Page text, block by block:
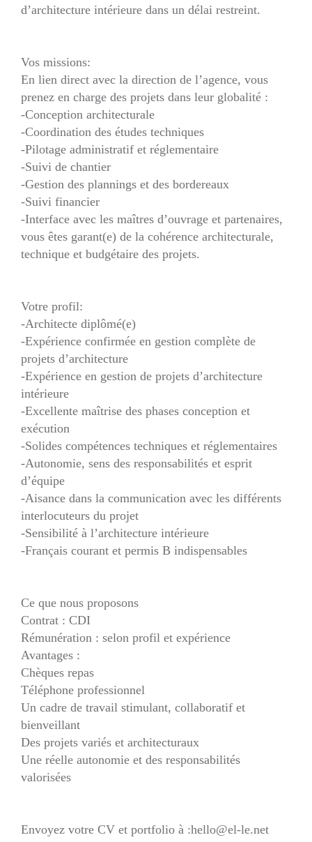
d’architecture intérieure dans un délai restreint.
Vos missions:
En lien direct avec la direction de l’agence, vous
prenez en charge des projets dans leur globalité :
-Conception architecturale
-Coordination des études techniques
-Pilotage administratif et réglementaire
-Suivi de chantier
-Gestion des plannings et des bordereaux
-Suivi financier
-Interface avec les maîtres d’ouvrage et partenaires,
vous êtes garant(e) de la cohérence architecturale,
technique et budgétaire des projets.
Votre profil:
-Architecte diplômé(e)
-Expérience confirmée en gestion complète de
projets d’architecture
-Expérience en gestion de projets d’architecture
intérieure
-Excellente maîtrise des phases conception et
exécution
-Solides compétences techniques et réglementaires
-Autonomie, sens des responsabilités et esprit
d’équipe
-Aisance dans la communication avec les différents
interlocuteurs du projet
-Sensibilité à l’architecture intérieure
-Français courant et permis B indispensables
Ce que nous proposons
Contrat : CDI
Rémunération : selon profil et expérience
Avantages :
Chèques repas
Téléphone professionnel
Un cadre de travail stimulant, collaboratif et
bienveillant
Des projets variés et architecturaux
Une réelle autonomie et des responsabilités
valorisées
Envoyez votre CV et portfolio à :hello@el-le.net